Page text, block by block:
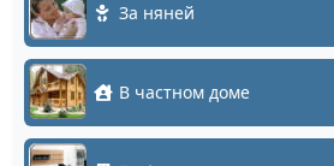
За няней
В частном доме